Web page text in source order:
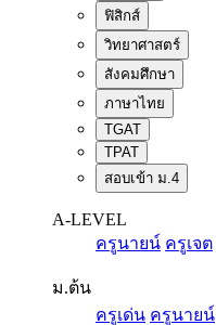
ฟิสิกส์
วิทยาศาสตร์
สังคมศึกษา
ภาษาไทย
TGAT
TPAT
สอบเข้า ม.4
A-LEVEL
ครูนายน์ ครูเจต
ม.ต้น
ครูเด่น ครูนายน์